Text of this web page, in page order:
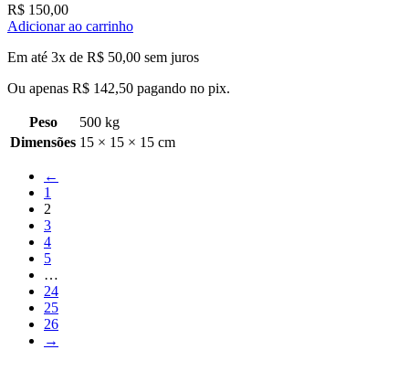
R$ 150,00
Adicionar ao carrinho
Em até 3x de R$ 50,00 sem juros
Ou apenas R$ 142,50 pagando no pix.
Peso
500 kg
Dimensões 15 × 15 × 15 cm
←
1
2
3
4
5
…
24
25
26
→